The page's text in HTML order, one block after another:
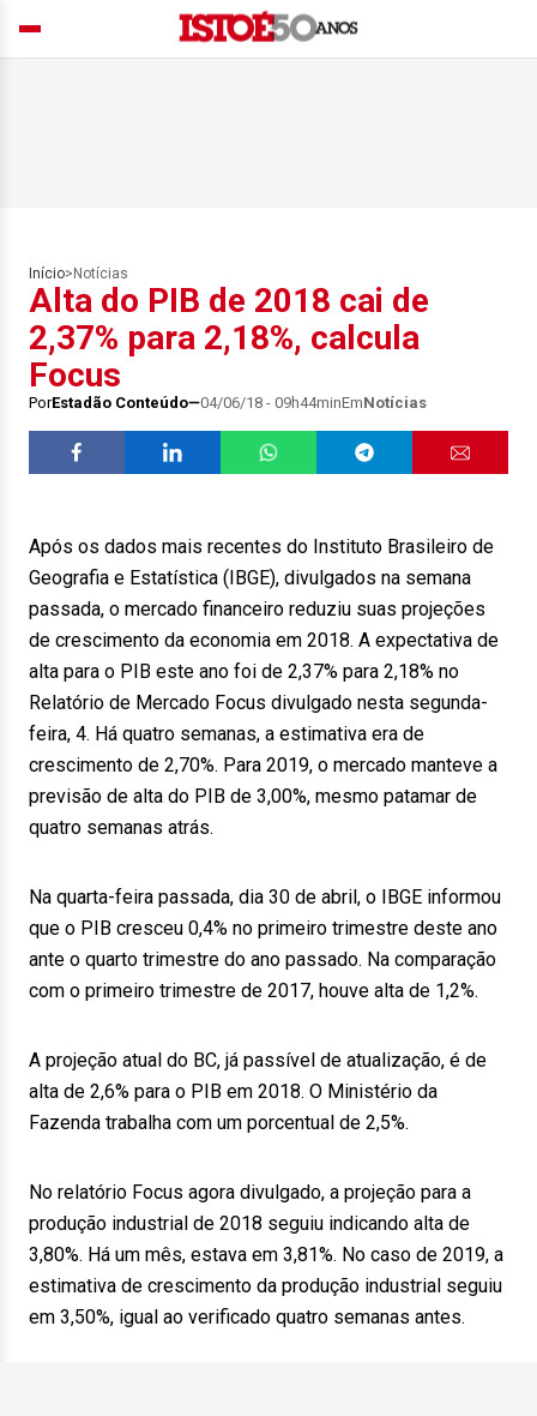
Início> Notícias
Alta do PIB de 2018 cai de
2,37% para 2,18%, calcula
Focus
PorEstadão Conteúdo 04/06/18 - 09h44minEmNotícias
Após os dados mais recentes do Instituto Brasileiro de
Geografia e Estatística (IBGE), divulgados na semana
passada, o mercado financeiro reduziu suas projeções
de crescimento da economia em 2018. A expectativa de
alta para o PIB este ano foi de 2,37% para 2,18% no
Relatório de Mercado Focus divulgado nesta segunda-
feira, 4. Há quatro semanas, a estimativa era de
crescimento de 2,70%. Para 2019, o mercado manteve a
previsão de alta do PIB de 3,00%, mesmo patamar de
quatro semanas atrás.
Na quarta-feira passada, dia 30 de abril, o IBGE informou
que o PIB cresceu 0,4% no primeiro trimestre deste ano
ante o quarto trimestre do ano passado. Na comparação
com o primeiro trimestre de 2017, houve alta de 1,2%.
A projeção atual do BC, já passível de atualização, é de
alta de 2,6% para o PIB em 2018. O Ministério da
Fazenda trabalha com um porcentual de 2,5%.
No relatório Focus agora divulgado, a projeção para a
produção industrial de 2018 seguiu indicando alta de
3,80%. Há um mês, estava em 3,81%. No caso de 2019, a
estimativa de crescimento da produção industrial seguiu
em 3,50%, igual ao verificado quatro semanas antes.